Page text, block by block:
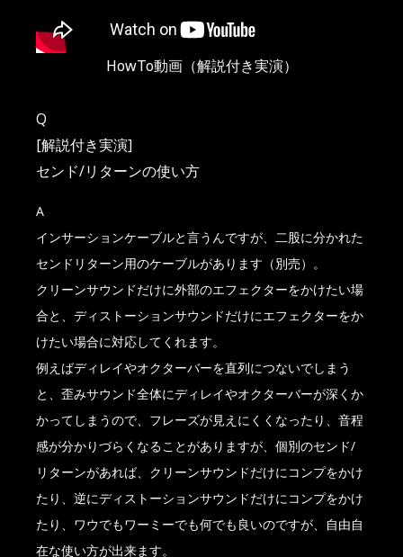
HowTo動画（解説付き実演）
Q
[解説付き実演]
センド/リターンの使い方
A
インサーションケーブルと言うんですが、二股に分かれた
センドリターン用のケーブルがあります（別売）。
クリーンサウンドだけに外部のエフェクターをかけたい場
合と、ディストーションサウンドだけにエフェクターをか
けたい場合に対応してくれます。
例えばディレイやオクターバーを直列につないでしまう
と、歪みサウンド全体にディレイやオクターバーが深くか
かってしまうので、フレーズが見えにくくなったり、音程
感が分かりづらくなることがありますが、個別のセンド/
リターンがあれば、クリーンサウンドだけにコンプをかけ
たり、逆にディストーションサウンドだけにコンプをかけ
たり、ワウでもワーミーでも何でも良いのですが、自由自
在な使い方が出来ます。